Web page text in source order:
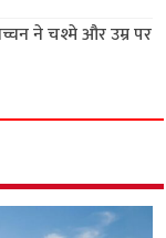
ने चश्मे और उम्र पर